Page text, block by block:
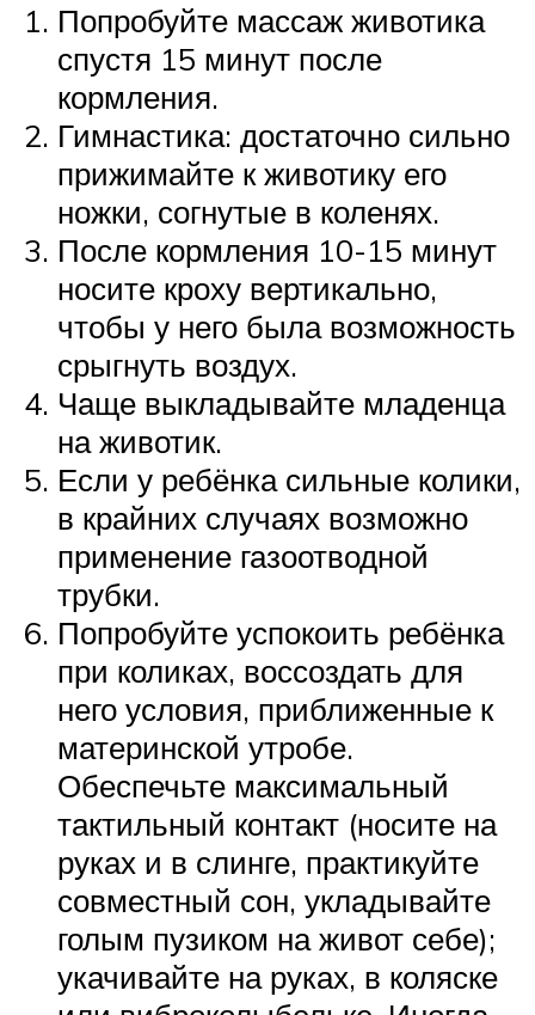
Попробуйте массаж животика
спустя 15 минут после
кормления.
Гимнастика: достаточно сильно
прижимайте к животику его
ножки, согнутые в коленях.
После кормления 10-15 минут
носите кроху вертикально,
чтобы у него была возможность
срыгнуть воздух.
Чаще выкладывайте младенца
на животик.
Если у ребёнка сильные колики,
в крайних случаях возможно
применение газоотводной
трубки.
Попробуйте успокоить ребёнка
при коликах, воссоздать для
него условия, приближенные к
материнской утробе.
Обеспечьте максимальный
тактильный контакт (носите на
руках и в слинге, практикуйте
совместный сон, укладывайте
голым пузиком на живот себе);
укачивайте на руках, в коляске